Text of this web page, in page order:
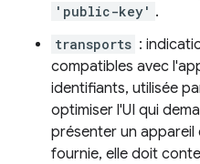
'public-key' .
transports :
compatibles avec
identifiants, utilisée
optimiser l'UI qui
présenter un appareil
fournie, elle doit